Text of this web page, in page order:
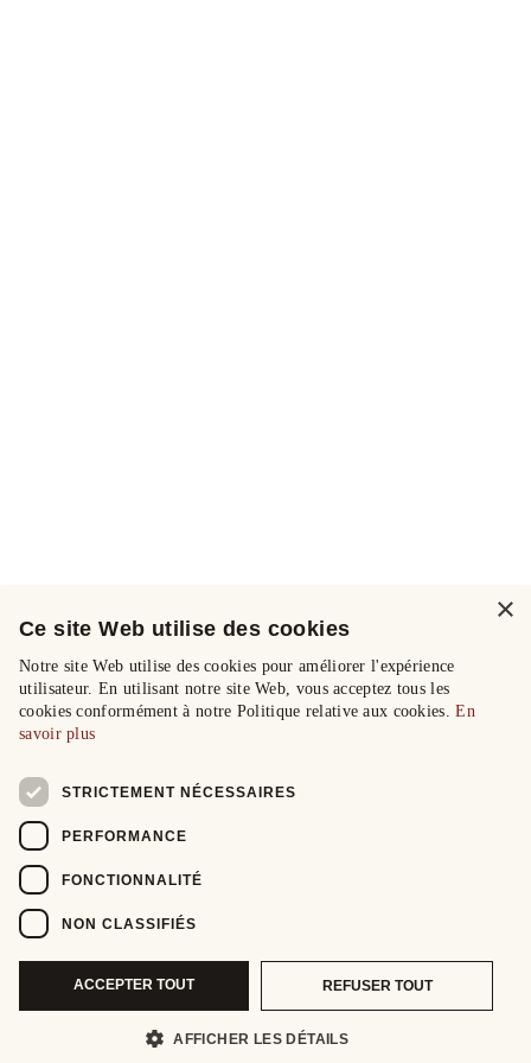
×
Ce site Web utilise des cookies
Notre site Web utilise des cookies pour améliorer l'expérience
utilisateur. En utilisant notre site Web, vous acceptez tous les
cookies conformément à notre Politique relative aux cookies.En
savoir plus
STRICTEMENT NÉCESSAIRES
PERFORMANCE
FONCTIONNALITÉ
NON CLASSIFIÉS
ACCEPTER TOUT REFUSER TOUT
AFFICHER LES DÉTAILS